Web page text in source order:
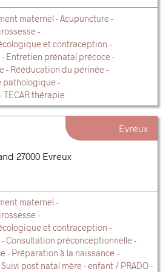
maternel Acupuncture
et contraception
Entretien prénatal précoce
Rééducation du périnée
pathologique
thérapie
Evreux
27000 Evreux
maternel
et contraception
Consultation préconceptionnelle
Préparation à la naissance
Suivi post natal mère - enfant / PRADO